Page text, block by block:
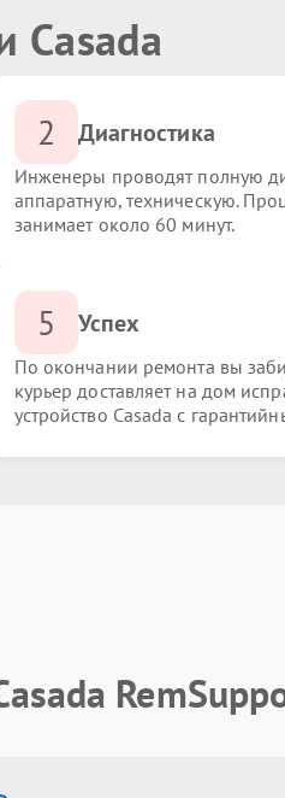
Casada
2 Диагностика
Инженеры проводят полную
аппаратную, техническую.
занимает около 60 минут.
5 Успех
По окончании ремонта вы
курьер доставляет на дом
устройство Casada с